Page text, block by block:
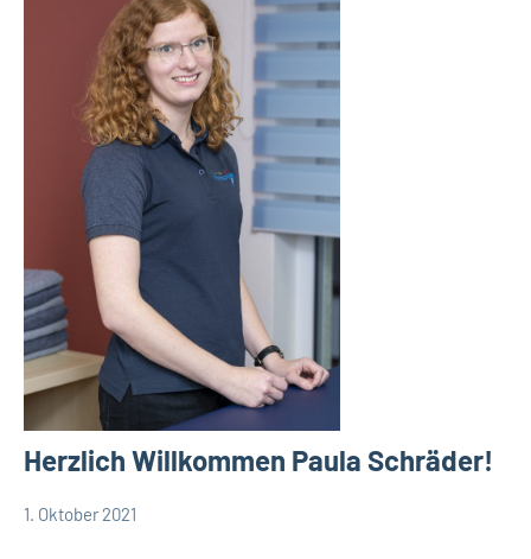
Herzlich Willkommen Paula Schräder!
1. Oktober 2021